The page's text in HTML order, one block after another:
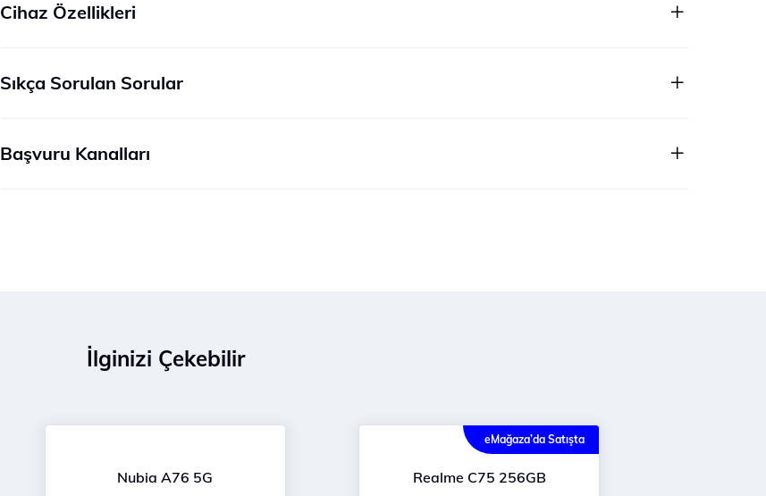
Cihaz Özellikleri
Sıkça Sorulan Sorular
Başvuru Kanalları
İlginizi Çekebilir
Nubia A76 5G
eMağaza’da Satışta
Realme C75 256GB